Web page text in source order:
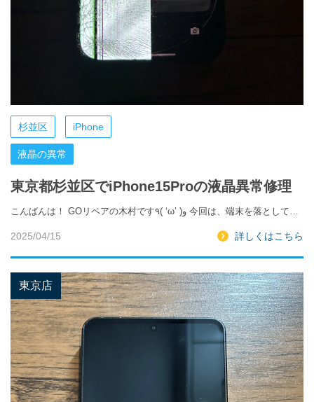
杉並区 iPhone
液晶の異常
東京都杉並区でiPhone15Proの液晶異常修理
こんばんは！ GOリペアの木村です٩( ‘ω’ )و 今回は、端末を落として…
2025/04/15 詳しくはこちら
東京店